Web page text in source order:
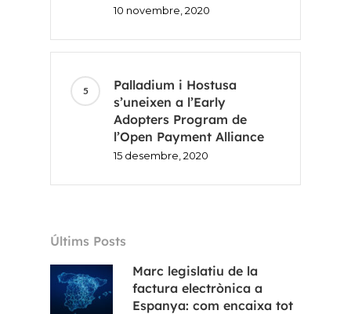
10 novembre, 2020
Palladium i Hostusa
s’uneixen a l’Early
Adopters Program de
l’Open Payment Alliance
15 desembre, 2020
Últims Posts
Marc legislatiu de la
factura electrònica a
Espanya: com encaixa tot